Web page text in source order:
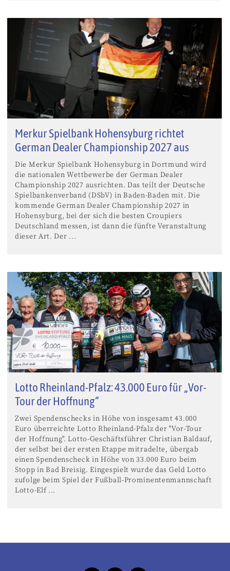
Merkur Spielbank Hohensyburg richtet
German Dealer Championship 2027 aus
Die Merkur Spielbank Hohensyburg in Dortmund wird
die nationalen Wettbewerbe der German Dealer
Championship 2027 ausrichten. Das teilt der Deutsche
Spielbankenverband (DSbV) in Baden-Baden mit. Die
kommende German Dealer Championship 2027 in
Hohensyburg, bei der sich die besten Croupiers
Deutschland messen, ist dann die fünfte Veranstaltung
dieser Art. Der ...
Lotto Rheinland-Pfalz: 43.000 Euro für „Vor-
Tour der Hoffnung“
Zwei Spendenschecks in Höhe von insgesamt 43.000
Euro überreichte Lotto Rheinland-Pfalz der "Vor-Tour
der Hoffnung". Lotto-Geschäftsführer Christian Baldauf,
der selbst bei der ersten Etappe mitradelte, übergab
einen Spendenscheck in Höhe von 33.000 Euro beim
Stopp in Bad Breisig. Eingespielt wurde das Geld Lotto
zufolge beim Spiel der Fußball-Prominentenmannschaft
Lotto-Elf ...